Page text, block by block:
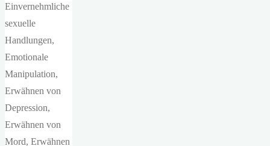
Einvernehmliche
sexuelle
Handlungen,
Emotionale
Manipulation,
Erwähnen von
Depression,
Erwähnen von
Mord, Erwähnen